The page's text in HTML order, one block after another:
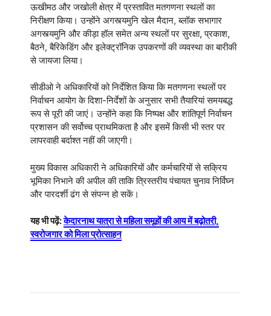
ऊखीमठ और जखोली क्षेत्र में प्रस्तावित मतगणना स्थलों का
निरीक्षण किया। उन्होंने अगस्त्यमुनि खेल मैदान, ब्लॉक सभागार
अगस्त्यमुनि और कीड़ा हॉल समेत अन्य स्थलों पर सुरक्षा, प्रकाश,
बैठने, बैरिकेडिंग और इलेक्ट्रॉनिक उपकरणों की व्यवस्था का बारीकी
से जायजा लिया।
सीडीओ ने अधिकारियों को निर्देशित किया कि मतगणना स्थलों पर
निर्वाचन आयोग के दिशा-निर्देशों के अनुसार सभी तैयारियां समयबद्ध
रूप से पूरी की जाएं। उन्होंने कहा कि निष्पक्ष और शांतिपूर्ण निर्वाचन
प्रशासन की सर्वोच्च प्राथमिकता है और इसमें किसी भी स्तर पर
लापरवाही बर्दाश्त नहीं की जाएगी।
मुख्य विकास अधिकारी ने अधिकारियों और कर्मचारियों से सक्रिय
भूमिका निभाने की अपील की ताकि त्रिस्तरीय पंचायत चुनाव निर्विघ्न
और पारदर्शी ढंग से संपन्न हो सकें।
यह भी पढ़ें:केदारनाथ यात्रा से महिला समूहों की आय में बढ़ोतरी,
स्वरोजगार को मिला प्रोत्साहन